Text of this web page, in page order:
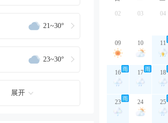
21~30°
23~30°
展开
02 03 04
09 10 11
16 17 18
23 24 25